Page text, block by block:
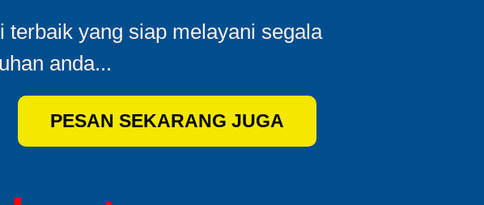
terbaik yang siap melayani segala
anda...
PESAN SEKARANG JUGA